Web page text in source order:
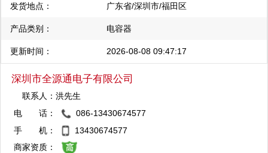
发货地点： 广东省/深圳市/福田区
产品类别： 电容器
更新时间： 2026-08-08 09:47:17
深圳市全源通电子有限公司
联系人：洪先生
QQ：3004345572
复制
电 话：
086-13430674577
手 机：
13430674577
商家资质：